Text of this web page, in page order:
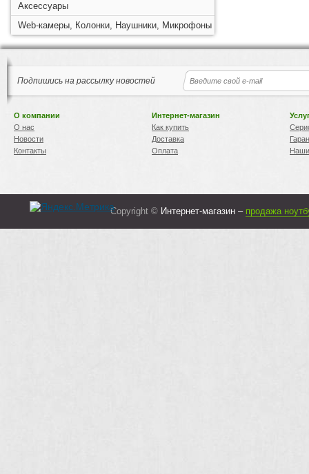
Аксессуары
Web-камеры, Колонки, Наушники, Микрофоны
Подпишись на рассылку новостей
О компании
О нас
Новости
Контакты
Интернет-магазин
Как купить
Доставка
Оплата
Copyright © Интернет-магазин – продажа